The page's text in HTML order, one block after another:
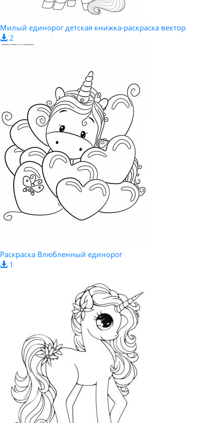
Милый единорог детская книжка-раскраска вектор
2
Раскраска Влюбленный единорог
1